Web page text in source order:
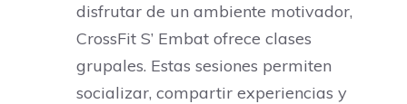
disfrutar de un ambiente motivador,
CrossFit S’ Embat ofrece clases
grupales. Estas sesiones permiten
socializar, compartir experiencias y